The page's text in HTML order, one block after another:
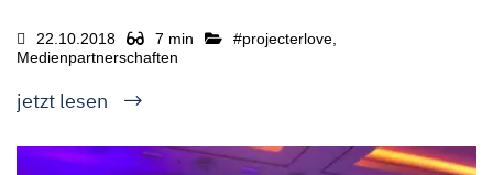
22.10.2018 7 min
#projecterlove,
Medienpartnerschaften
jetzt lesen